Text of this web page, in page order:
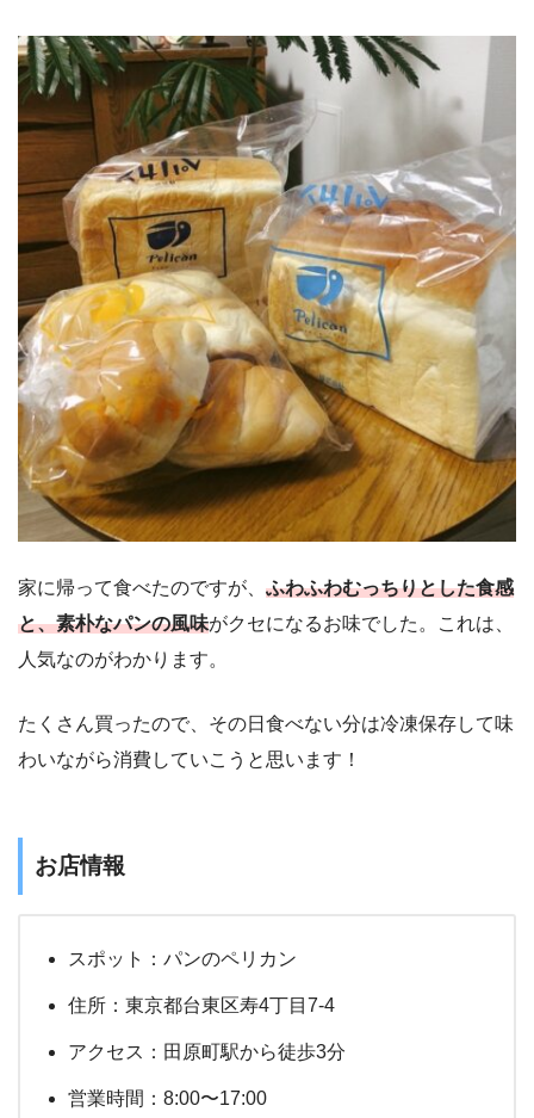
家に帰って食べたのですが、 ふわふわむっちりとした食感
と、素朴なパンの風味がクセになるお味でした。これは、
人気なのがわかります。
たくさん買ったので、その日食べない分は冷凍保存して味
わいながら消費していこうと思います！
お店情報
スポット：パンのペリカン
住所：東京都台東区寿4丁目7-4
アクセス：田原町駅から徒歩3分
営業時間：8:00〜17:00